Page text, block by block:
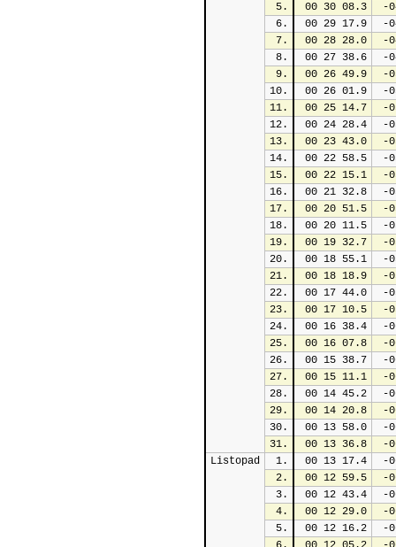
5.
00 30 08.3
-
6.
00 29 17.9
-
7.
00 28 28.0
-
8.
00 27 38.6
-
9.
00 26 49.9
-
10.
00 26 01.9
-
11.
00 25 14.7
-
12.
00 24 28.4
-
13.
00 23 43.0
-
14.
00 22 58.5
-
15.
00 22 15.1
-
16.
00 21 32.8
-
17.
00 20 51.5
-
18.
00 20 11.5
-
19.
00 19 32.7
-
20.
00 18 55.1
-
21.
00 18 18.9
-
22.
00 17 44.0
-
23.
00 17 10.5
-
24.
00 16 38.4
-
25.
00 16 07.8
-
26.
00 15 38.7
-
27.
00 15 11.1
-
28.
00 14 45.2
-
29.
00 14 20.8
-
30.
00 13 58.0
-
31.
00 13 36.8
-
Listopad
1. 00 13 17.4
-
2.
00 12 59.5
-
3.
00 12 43.4
-
4.
00 12 29.0
-
5.
00 12 16.2
-